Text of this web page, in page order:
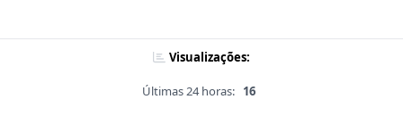
Visualizações:
Últimas 24 horas: 16